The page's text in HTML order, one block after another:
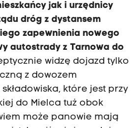
jak i urzędnicy
dróg z dystansem
zapewnienia nowego
autostrady z Tarnowa do
widzę dojazd tylko
z dowozem
które jest przy
do Mielca tuż obok
może panowie mają